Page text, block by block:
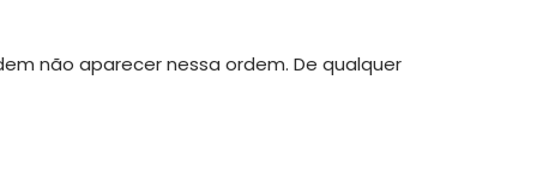
não aparecer nessa ordem. De qualquer